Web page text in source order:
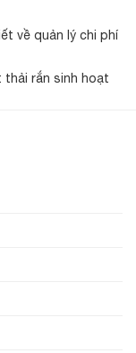
về quản lý chi phí
thải rắn sinh hoạt